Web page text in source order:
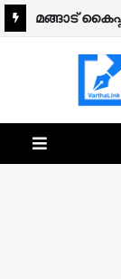
മങ്ങാട്‌